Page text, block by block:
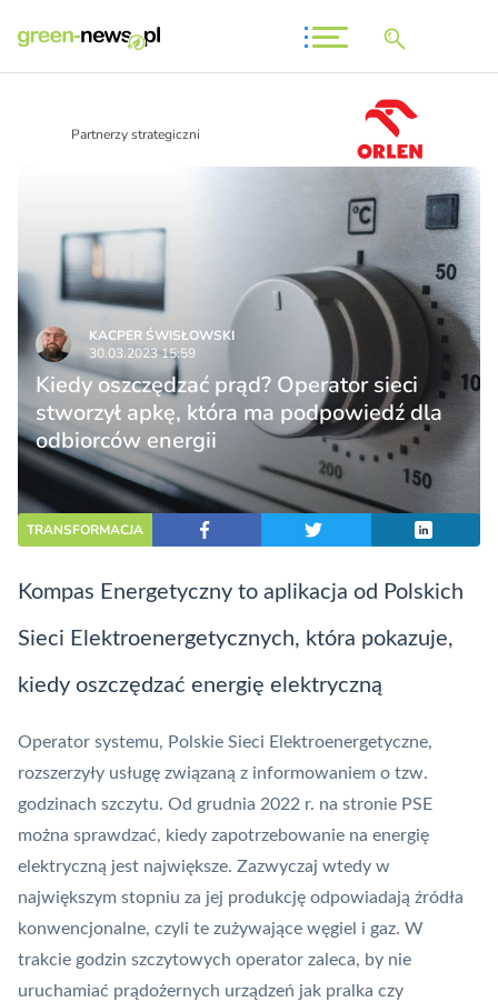
Partnerzy strategiczni
KACPER ŚWISŁO­WSKI
30.03.2023 15:59
Kiedy oszczędzać prąd? Operator sieci
stworzył apkę, która ma podpowiedź dla
odbiorców energii
TRANSFORMACJA
Kompas Energetyczny to aplikacja od Polskich
Sieci Elektroenergetycznych, która pokazuje,
kiedy oszczędzać energię elektryczną
Operator systemu, Polskie Sieci Elektroenergetyczne,
rozszerzyły usługę związaną z informowaniem o tzw.
godzinach szczytu. Od grudnia 2022 r. na stronie PSE
można sprawdzać, kiedy zapotrzebowanie na energię
elektryczną jest największe. Zazwyczaj wtedy w
największym stopniu za jej produkcję odpowiadają źródła
konwencjonalne, czyli te zużywające węgiel i gaz. W
trakcie godzin szczytowych operator zaleca, by nie
uruchamiać prądożernych urządzeń jak pralka czy